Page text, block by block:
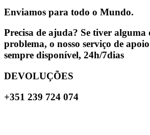
Enviamos para todo o Mundo.
Precisa de ajuda? Se tiver alguma
problema, o nosso serviço de
sempre disponível, 24h/7dias
DEVOLUÇÕES
+351 239 724 074